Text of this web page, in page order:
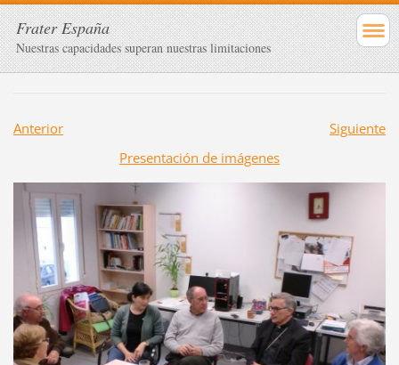
Frater España
Nuestras capacidades superan nuestras limitaciones
Anterior
Siguiente
Presentación de imágenes